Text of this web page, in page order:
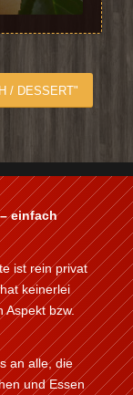
/ DESSERT"
einfach
ist rein privat
keinerlei
Aspekt bzw.
an alle, die
und Essen